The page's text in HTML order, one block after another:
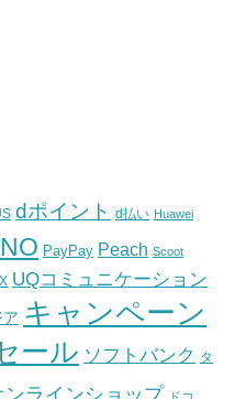
dポイント d払い Huawei
PayPay Peach Scoot
UQコミュニケーション
キャンペーン
ール ソフトバンク タ